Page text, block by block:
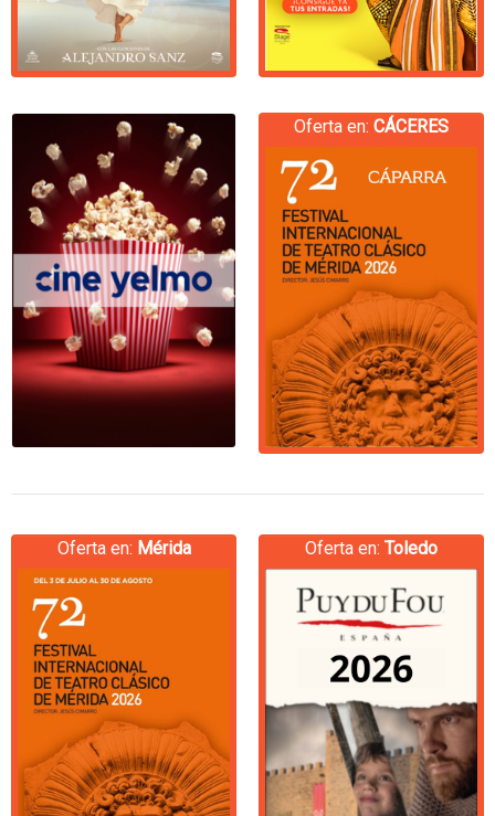
Oferta en: CÁCERES
Oferta en: Mérida Oferta en: Toledo